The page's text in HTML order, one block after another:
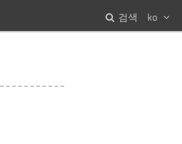
ko
검색